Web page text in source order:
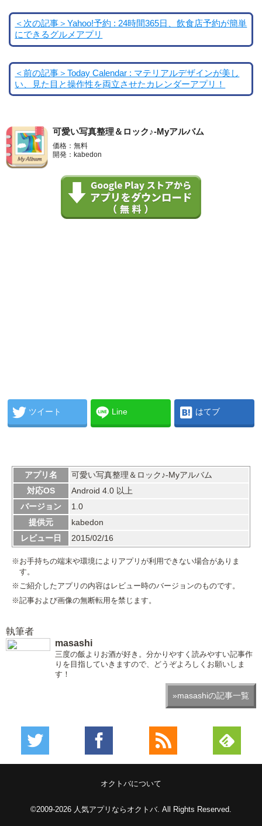
＜次の記事＞Yahoo!予約 : 24時間365日、飲食店予約が簡単
にできるグルメアプリ
＜前の記事＞Today Calendar : マテリアルデザインが美し
い、見た目と操作性を両立させたカレンダーアプリ！
可愛い写真整理＆ロック♪-Myアルバム
価格：無料
開発：kabedon
ツイート Line はてブ
アプリ名
可愛い写真整理＆ロック♪-Myアルバム
対応OS
Android 4.0 以上
バージョン
1.0
提供元
kabedon
レビュー日
2015/02/16
※お手持ちの端末や環境によりアプリが利用できない場合がありま
す。
※ご紹介したアプリの内容はレビュー時のバージョンのものです。
※記事および画像の無断転用を禁じます。
執筆者
masashi
三度の飯よりお酒が好き。分かりやすく読みやすい記事作
りを目指していきますので、どうぞよろしくお願いしま
す！
»masashiの記事一覧
オクトバについて
©2009-2026 人気アプリならオクトバ. All Rights Reserved.